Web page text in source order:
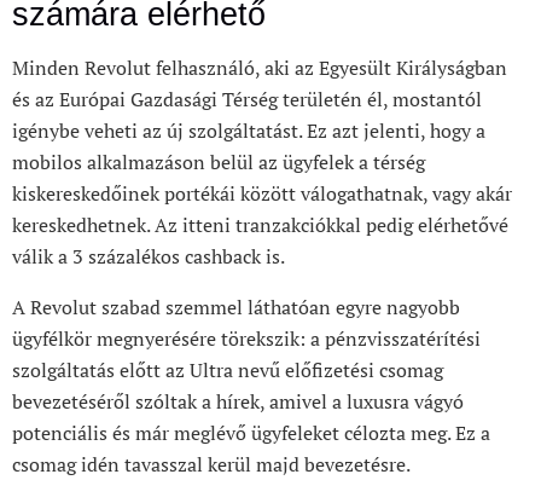
számára elérhető
Minden Revolut felhasználó, aki az Egyesült Királyságban
és az Európai Gazdasági Térség területén él, mostantól
igénybe veheti az új szolgáltatást. Ez azt jelenti, hogy a
mobilos alkalmazáson belül az ügyfelek a térség
kiskereskedőinek portékái között válogathatnak, vagy akár
kereskedhetnek. Az itteni tranzakciókkal pedig elérhetővé
válik a 3 százalékos cashback is.
A Revolut szabad szemmel láthatóan egyre nagyobb
ügyfélkör megnyerésére törekszik: a pénzvisszatérítési
szolgáltatás előtt az Ultra nevű előfizetési csomag
bevezetéséről szóltak a hírek, amivel a luxusra vágyó
potenciális és már meglévő ügyfeleket célozta meg. Ez a
csomag idén tavasszal kerül majd bevezetésre.